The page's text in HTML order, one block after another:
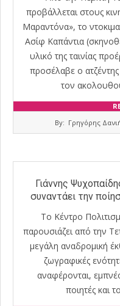
προβάλλεται στους
Μαραντόνα», το
Ασίφ Καπάντια
υλικό της ταινίας
προσέλαβε ο
τον
By: Γρηγόρης
Γιάννης
συναντάει την
Το Κέντρο
παρουσιάζει από την
μεγάλη αναδρομική
ζωγραφικές
αναφέρονται,
ποιητές και